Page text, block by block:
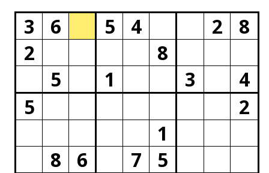
3 6 5 4 2
8
2
8
5
1 3
4
5
2
1
8
6 7
5